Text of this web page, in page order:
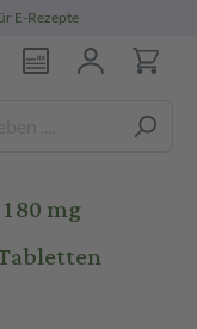
E-Rezepte
mg